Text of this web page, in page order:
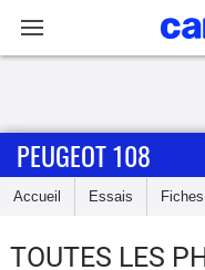
Accueil
PEUGEOT 108
Accueil Essais
TOUTES LES